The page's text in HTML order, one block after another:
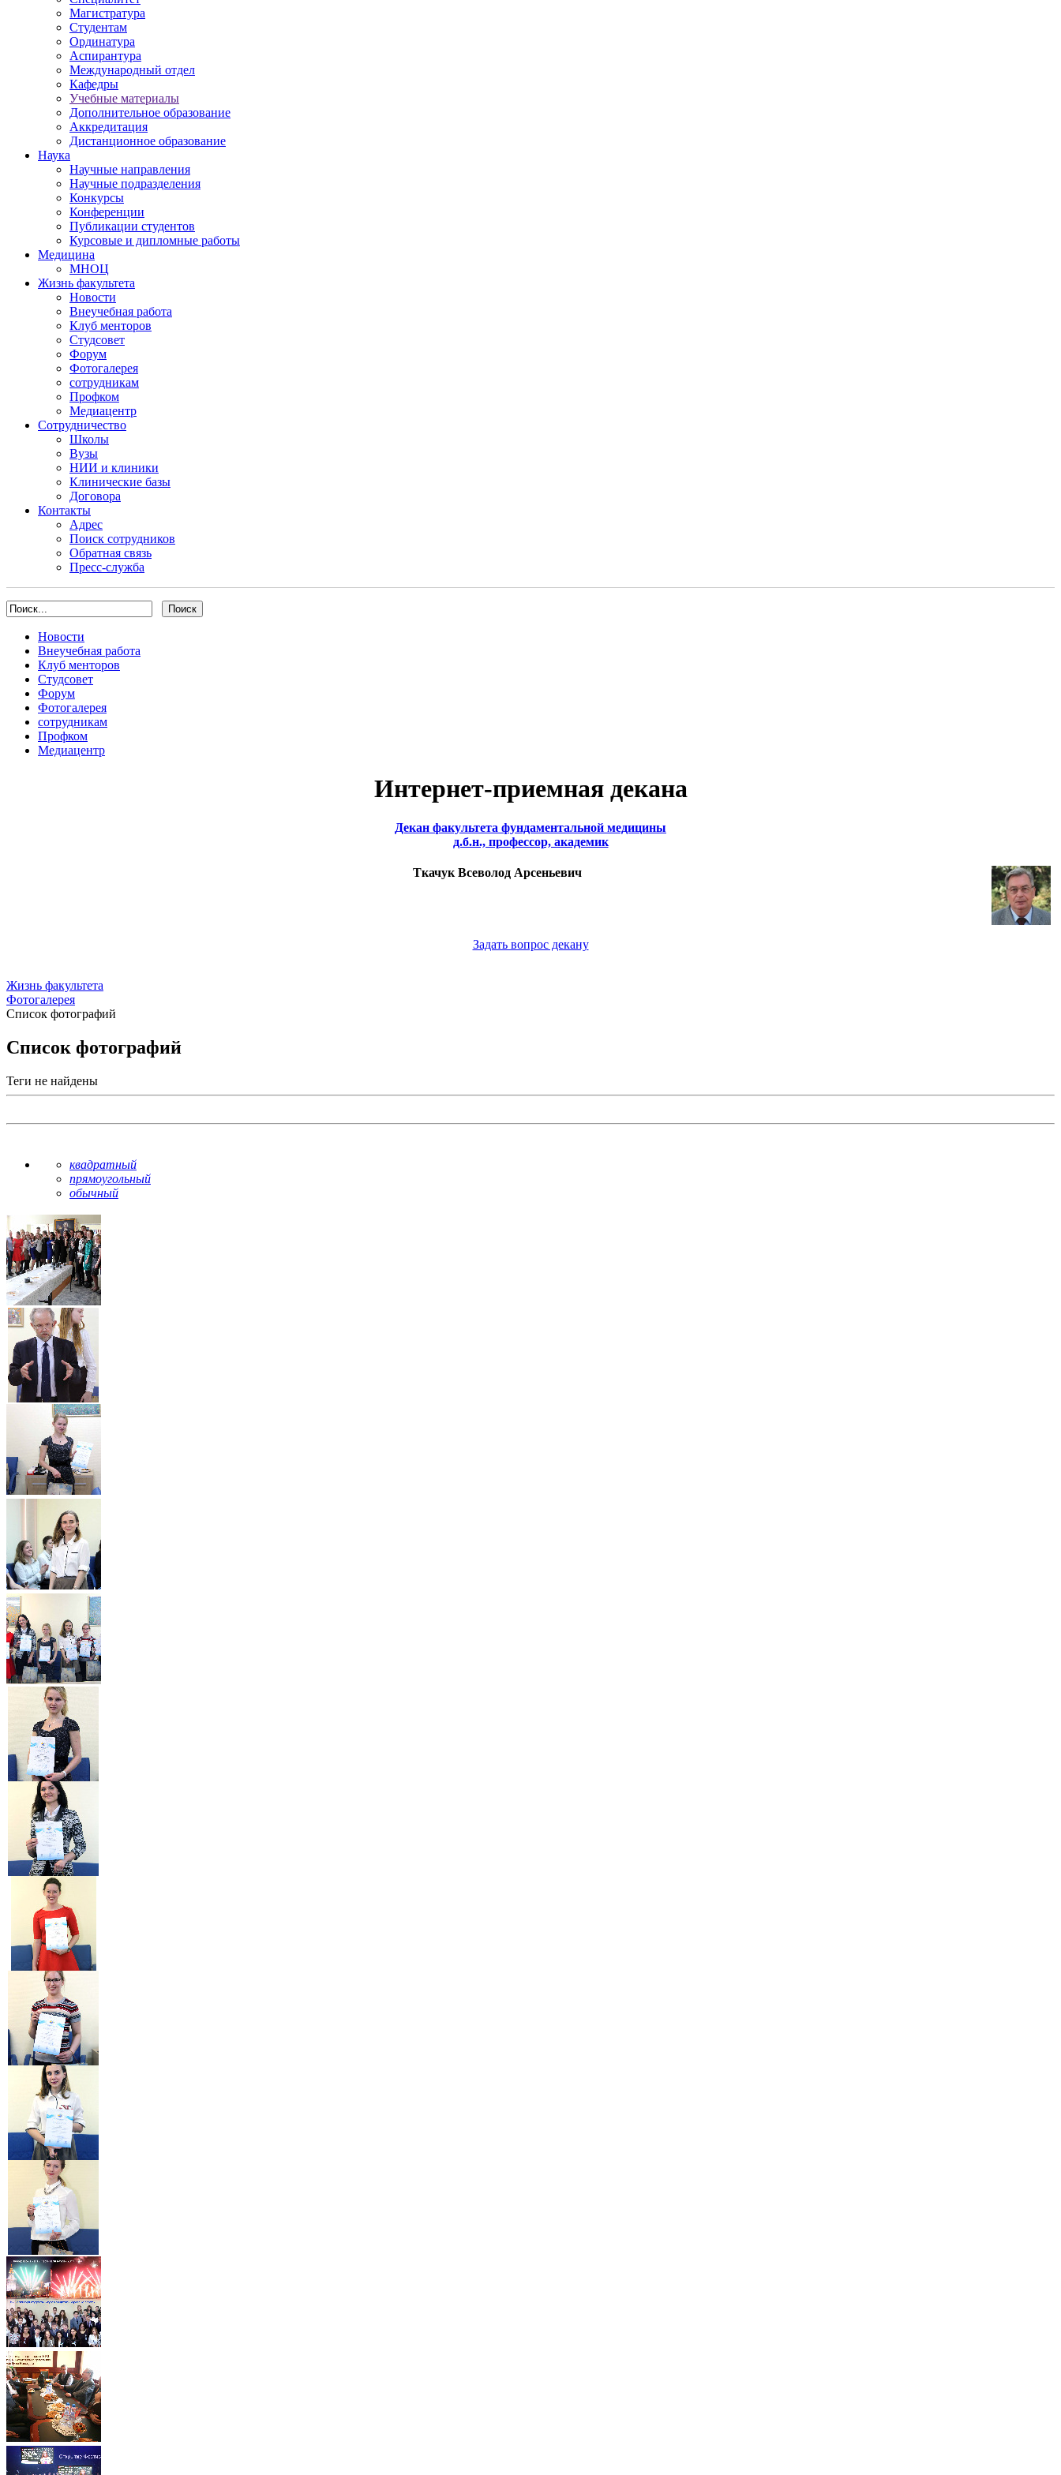
Магистратура
Студентам
Ординатура
Аспирантура
Международный отдел
Кафедры
Учебные материалы
Дополнительное образование
Аккредитация
Дистанционное образование
Наука
Научные направления
Научные подразделения
Конкурсы
Конференции
Публикации студентов
Курсовые и дипломные работы
Медицина
МНОЦ
Жизнь факультета
Новости
Внеучебная работа
Клуб менторов
Студсовет
Форум
Фотогалерея
сотрудникам
Профком
Медиацентр
Сотрудничество
Школы
Вузы
НИИ и клиники
Клинические базы
Договора
Контакты
Адрес
Поиск сотрудников
Обратная связь
Пресс-служба
Новости
Внеучебная работа
Клуб менторов
Студсовет
Форум
Фотогалерея
сотрудникам
Профком
Медиацентр
Интернет-приемная декана
Декан факультета фундаментальной медицины
д.б.н., профессор, академик
Ткачук Всеволод Арсеньевич
Задать вопрос декану
Жизнь факультета
Фотогалерея
Список фотографий
Список фотографий
Теги не найдены
квадратный
прямоугольный
обычный